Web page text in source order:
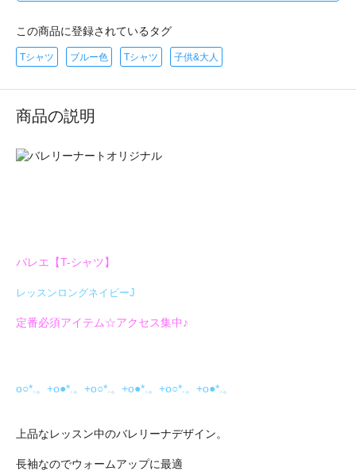
この商品に登録されているタグ
Tシャツ ブルー色 Tシャツ 子供&大人
商品の説明
バレエ【T-シャツ】
レッスンロングネイビーJ
定番必須アイテム☆アクセス集中♪
o○*.。+o●*.。+o○*.。+o●*.。+o○*.。+o●*.。
上品なレッスン中のバレリーナデザイン。
長袖なのでウォームアップに最適